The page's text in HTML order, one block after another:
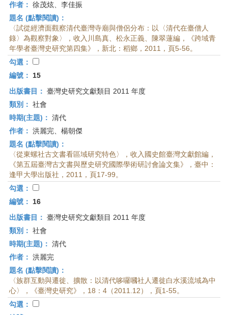
作者： 徐茂炫、李佳振
題名 (點擊閱讀)：
〈試從經濟面觀察清代臺灣寺廟與僧侶分布：以〈清代在臺僧人
錄〉為觀察對象〉，收入川島真、松永正義、陳翠蓮編，《跨域青
年學者臺灣史研究第四集》，新北：稻鄉，2011，頁5-56。
勾選：
編號：
15
出版書目： 臺灣史研究文獻類目 2011 年度
類別： 社會
時期(主題)： 清代
作者： 洪麗完、楊朝傑
題名 (點擊閱讀)：
〈從東螺社古文書看區域研究特色〉，收入國史館臺灣文獻館編，
《第五屆臺灣古文書與歷史研究國際學術研討會論文集》，臺中：
逢甲大學出版社，2011，頁17-99。
勾選：
編號：
16
出版書目： 臺灣史研究文獻類目 2011 年度
類別： 社會
時期(主題)： 清代
作者： 洪麗完
題名 (點擊閱讀)：
〈族群互動與遷徙、擴散：以清代哆囉嘓社人遷徙白水溪流域為中
心〉，《臺灣史研究》，18：4（2011.12），頁1-55。
勾選：